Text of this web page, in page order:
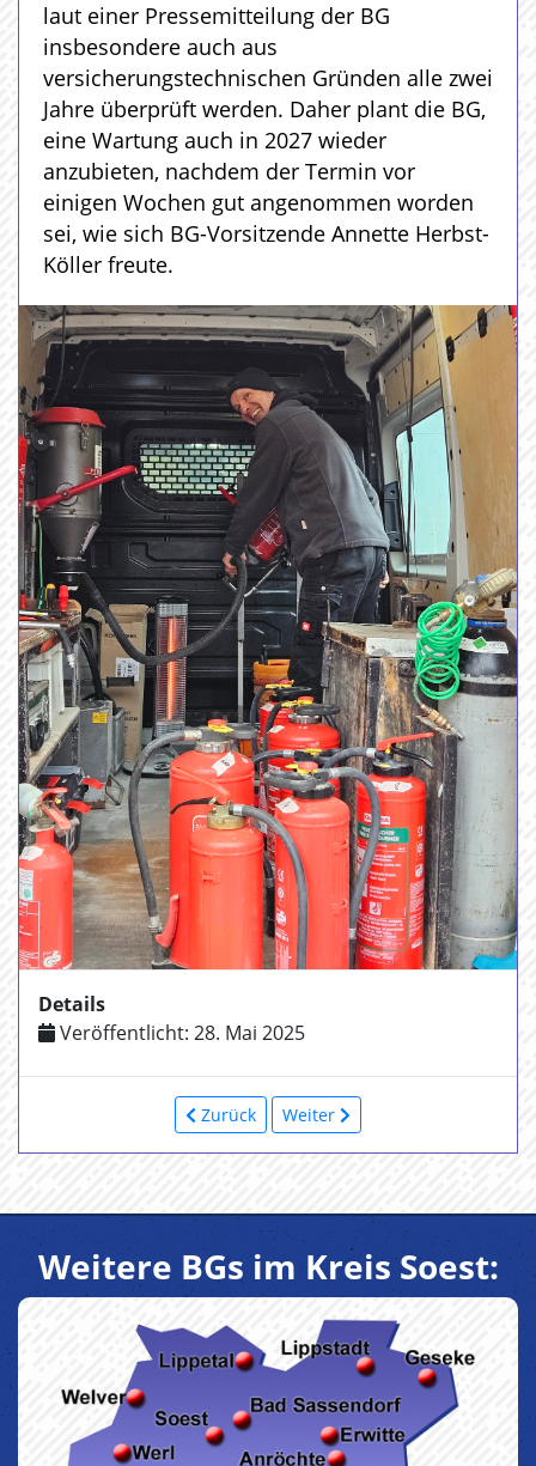
laut einer Pressemitteilung der BG
insbesondere auch aus
versicherungstechnischen Gründen alle zwei
Jahre überprüft werden. Daher plant die BG,
eine Wartung auch in 2027 wieder
anzubieten, nachdem der Termin vor
einigen Wochen gut angenommen worden
sei, wie sich BG-Vorsitzende Annette Herbst-
Köller freute.
Details
Veröffentlicht: 28. Mai 2025
Zurück Weiter
Weitere BGs im Kreis Soest: